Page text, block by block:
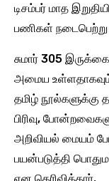
டிசம்பர் மாத
பணிகள் நடைபெற்று
சுமார் 305
அமைய உள்ளதாகவும்,
தமிழ் நூல்களுக்கு
பிரிவு,
அறிவியல் மையம்
பயன்படுத்தி
என தெரிவித்தார்.